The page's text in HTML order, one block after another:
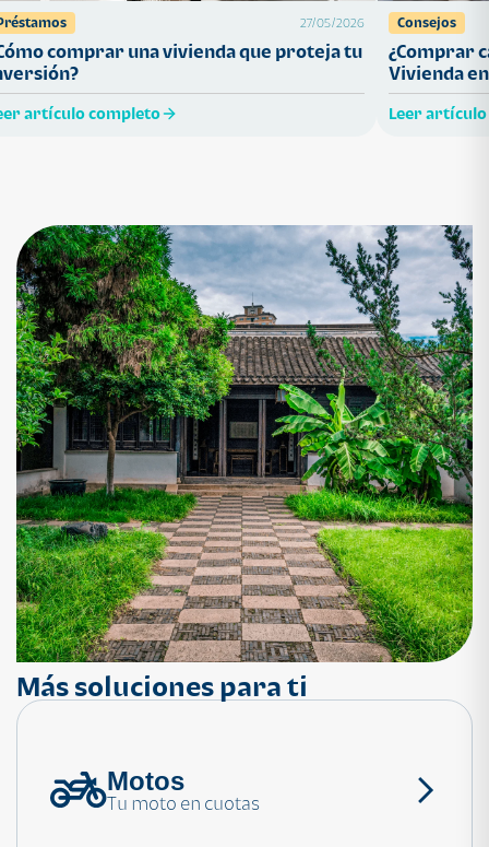
27/05/2026
comprar una vivienda que proteja tu
artículo completo
Consejos
¿Comprar
Vivienda
Leer
¿Necesitas ayuda?
Más soluciones para ti
Motos
Tu moto en cuotas